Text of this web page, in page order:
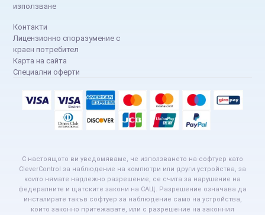
използване
Контакти
Лицензионно споразумение с
краен потребител
Карта на сайта
Специални оферти
С настоящото ви уведомяваме, че използването на софтуер като
CleverControl за наблюдение на компютри или други устройства, за
които нямате надлежно разрешение, се счита за нарушение на
федералните и щатските закони на САЩ. Разрешение означава да
инсталирате такъв софтуер за наблюдение само на устройства,
които законно притежавате, или с разрешение на законния